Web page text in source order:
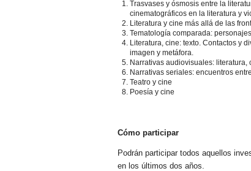
Trasvases y ósmosis entre la
cinematográficos en la literatura y
Literatura y cine más allá de las
Tematología comparada:
Literatura, cine: texto. Contactos y
imagen y metáfora.
Narrativas audiovisuales: literatura,
Narrativas seriales: encuentros
Teatro y cine
Poesía y cine
Cómo participar
Podrán participar todos aquellos
en los últimos dos años.